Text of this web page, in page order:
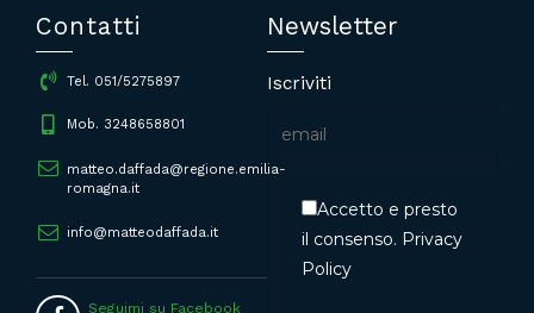
Contatti
Tel. 051/5275897
Mob. 3248658801
matteo.daffada@regione.emilia-
romagna.it
info@matteodaffada.it
Seguimi su Facebook
Newsletter
Iscriviti
Accetto e presto
il consenso. Privacy
Policy